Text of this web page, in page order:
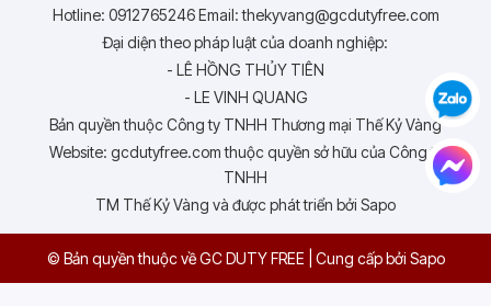
Hotline: 0912765246 Email: thekyvang@gcdutyfree.com
Đại diện theo pháp luật của doanh nghiệp:
- LÊ HỒNG THỦY TIÊN
- LE VINH QUANG
Bản quyền thuộc Công ty TNHH Thương mại Thế Kỷ Vàng
Website: gcdutyfree.com thuộc quyền sở hữu của Công ty
TNHH
TM Thế Kỷ Vàng và được phát triển bởi Sapo
© Bản quyền thuộc về GC DUTY FREE Cung cấp bởi Sapo